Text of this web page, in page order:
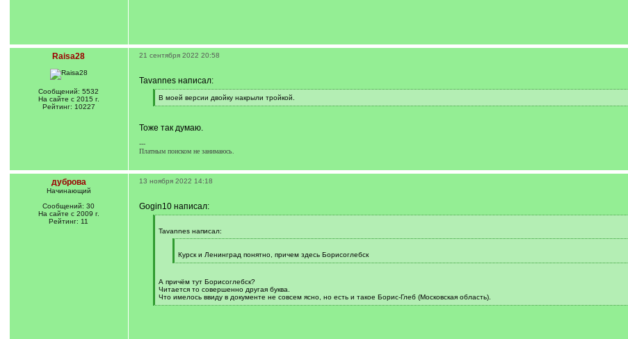
Raisa28
Сообщений: 5532
На сайте с 2015 г.
Рейтинг: 10227
21 сентября 2022 20:58
Tavannes написал:
[
q
В моей версии двойку накрыли тройкой.
[
Тоже так думаю.
---
Платным поиском не занимаюсь.
дуброва
Начинающий
Сообщений: 30
На сайте с 2009 г.
Рейтинг: 11
13 ноября 2022 14:18
Gogin10 написал:
q
Tavannes написал:
q
]
Курск и Ленинград понятно, причем здесь Борисоглебск
[
]
А причём тут Борисоглебск?
Читается то совершенно другая буква.
Что имелось ввиду в документе не совсем ясно, но есть и такое Борис-Глеб (Московская область).
[